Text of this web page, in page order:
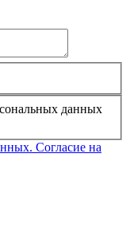
данных
Согласие на